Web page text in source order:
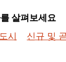
살펴보세요
시 신규 및